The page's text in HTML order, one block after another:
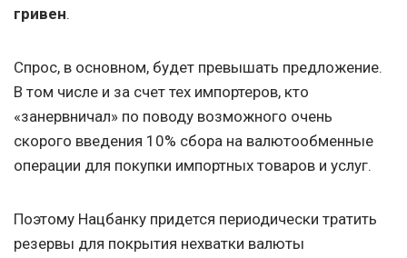
гривен.
Спрос, в основном, будет превышать предложение.
В том числе и за счет тех импортеров, кто
«занервничал» по поводу возможного очень
скорого введения 10% сбора на валютообменные
операции для покупки импортных товаров и услуг.
Поэтому Нацбанку придется периодически тратить
резервы для покрытия нехватки валюты